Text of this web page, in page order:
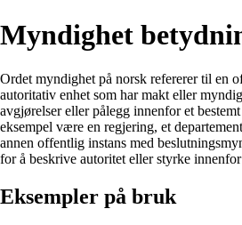
Myndighet
Ordet myndighet på norsk refererer til en
autoritativ enhet som har makt eller
avgjørelser eller pålegg innenfor et
eksempel være en regjering, et
annen offentlig instans med
for å beskrive autoritet eller styrke
Eksempler på bruk